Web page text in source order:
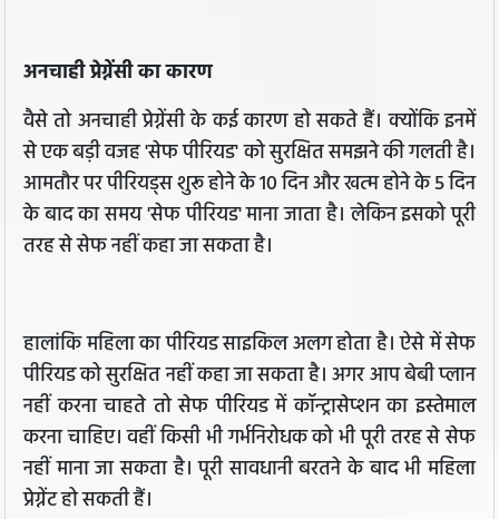
अनचाही प्रेग्नेंसी का कारण
वैसे तो अनचाही प्रेग्नेंसी के कई कारण हो सकते हैं। क्योंकि इनमें
से एक बड़ी वजह 'सेफ पीरियड' को सुरक्षित समझने की गलती है।
आमतौर पर पीरियड्स शुरू होने के 10 दिन और खत्म होने के 5 दिन
के बाद का समय 'सेफ पीरियड' माना जाता है। लेकिन इसको पूरी
तरह से सेफ नहीं कहा जा सकता है।
हालांकि महिला का पीरियड साइकिल अलग होता है। ऐसे में सेफ
पीरियड को सुरक्षित नहीं कहा जा सकता है। अगर आप बेबी प्लान
नहीं करना चाहते तो सेफ पीरियड में कॉन्ट्रासेप्शन का इस्तेमाल
करना चाहिए। वहीं किसी भी गर्भनिरोधक को भी पूरी तरह से सेफ
नहीं माना जा सकता है। पूरी सावधानी बरतने के बाद भी महिला
प्रेग्नेंट हो सकती हैं।